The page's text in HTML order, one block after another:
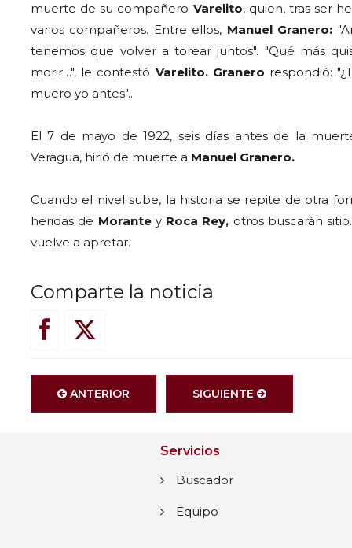
muerte de su compañero Varelito, quien, tras ser
varios compañeros. Entre ellos, Manuel Granero:
tenemos que volver a torear juntos". "Qué más
morir…", le contestó Varelito. Granero respondió:
muero yo antes"..
El 7 de mayo de 1922, seis días antes de la
Veragua, hirió de muerte a Manuel Granero.
Cuando el nivel sube, la historia se repite de otra
heridas de Morantey Roca Rey, otros buscarán
vuelve a apretar.
Comparte la noticia
ANTERIOR SIGUIENTE
Servicios
Buscador
Equipo